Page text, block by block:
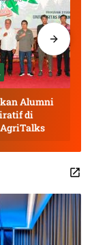
Alumni
di